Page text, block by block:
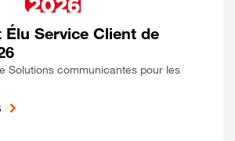
Élu Service Client de
Solutions communicantes pour les